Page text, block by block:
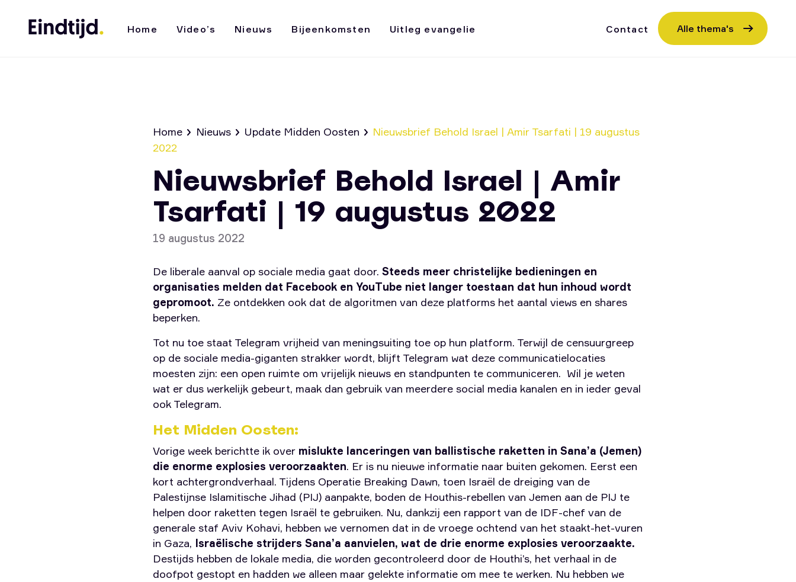
Home Video’s Nieuws Bijeenkomsten Uitleg evangelie Contact Alle thema's
Home Nieuws Update Midden Oosten
Nieuwsbrief Behold Israel | Amir Tsarfati | 19 augustus
2022
Nieuwsbrief Behold Israel | Amir
Tsarfati | 19 augustus 2022
19 augustus 2022
De liberale aanval op sociale media gaat door.Steeds meer christelijke bedieningen en
organisaties melden dat Facebook en YouTube niet langer toestaan ​​dat hun inhoud wordt
gepromoot. Ze ontdekken ook dat de algoritmen van deze platforms het aantal views en shares
beperken.
Tot nu toe staat Telegram vrijheid van meningsuiting toe op hun platform. Terwijl de censuurgreep
op de sociale media-giganten strakker wordt, blijft Telegram wat deze communicatielocaties
moesten zijn: een open ruimte om vrijelijk nieuws en standpunten te communiceren. Wil je weten
wat er dus werkelijk gebeurt, maak dan gebruik van meerdere social media kanalen en in ieder geval
ook Telegram.
Het Midden Oosten:
Vorige week berichtte ik over mislukte lanceringen van ballistische raketten in Sana’a (Jemen)
die enorme explosies veroorzaakten. Er is nu nieuwe informatie naar buiten gekomen. Eerst een
kort achtergrondverhaal. Tijdens Operatie Breaking Dawn, toen Israël de dreiging van de
Palestijnse Islamitische Jihad (PIJ) aanpakte, boden de Houthis-rebellen van Jemen aan de PIJ te
helpen door raketten tegen Israël te gebruiken. Nu, dankzij een rapport van de IDF-chef van de
generale staf Aviv Kohavi, hebben we vernomen dat in de vroege ochtend van het staakt-het-vuren
in Gaza, Israëlische strijders Sana’a aanvielen, wat de drie enorme explosies veroorzaakte.
Destijds hebben de lokale media, die worden gecontroleerd door de Houthi’s, het verhaal in de
doofpot gestopt en hadden we alleen maar gelekte informatie om mee te werken. Nu hebben we